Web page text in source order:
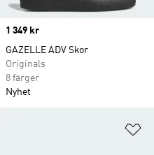
Price
1 349 kr
GAZELLE ADV Skor
Originals
8 färger
Nyhet